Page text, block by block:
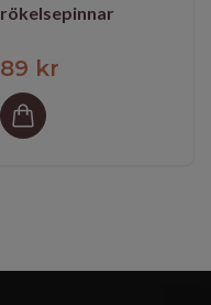
rökelsepinnar
89 kr